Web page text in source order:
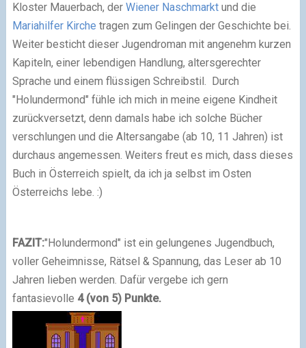
Kloster Mauerbach, der Wiener Naschmarktund die
Mariahilfer Kirche tragen zum Gelingen der Geschichte bei.
Weiter besticht dieser Jugendroman mit angenehm kurzen
Kapiteln, einer lebendigen Handlung, altersgerechter
Sprache und einem flüssigen Schreibstil. Durch
"Holundermond" fühle ich mich in meine eigene Kindheit
zurückversetzt, denn damals habe ich solche Bücher
verschlungen und die Altersangabe (ab 10, 11 Jahren) ist
durchaus angemessen. Weiters freut es mich, dass dieses
Buch in Österreich spielt, da ich ja selbst im Osten
Österreichs lebe. :)
FAZIT:"Holundermond" ist ein gelungenes Jugendbuch,
voller Geheimnisse, Rätsel & Spannung, das Leser ab 10
Jahren lieben werden. Dafür vergebe ich gern
fantasievolle 4 (von 5)Punkte.